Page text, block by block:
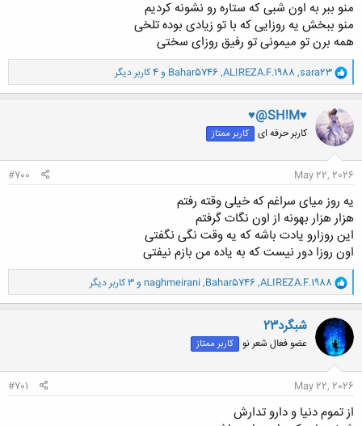
و
ا
ک
ن
ش
ه
ا
sara23
,
ALIREZA.F.1988
,
Bahar5746 و 4 کاربر دیگر
♥@SH!M♥
کاربر حرفه ای کاربر ممتاز
May 22, 2026
#700
یه روز میای سراغم که خیلی وقته رفتم
هزار هزار بهونه از اون نگات گرفتم
این روزارو یادت باشه که یه وقت نگی نگفتی
اون روزا دور نیست که به یاده من بازم نیفتی
و
ا
ک
ن
ش
ه
ا
ALIREZA.F.1988
,
Bahar5746
,
naghmeirani و 3 کاربر دیگر
شبگرد23
عضو فعال شعر نو کاربر ممتاز
May 22, 2026
#701
از تموم دنیا و دارو تدارش